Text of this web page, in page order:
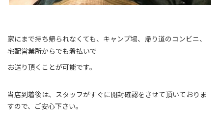
家にまで持ち帰られなくても、キャンプ場、帰り道のコンビニ、
宅配営業所からでも着払いで
お送り頂くことが可能です。
当店到着後は、スタッフがすぐに開封確認をさせて頂いておりま
すので、ご安心下さい。